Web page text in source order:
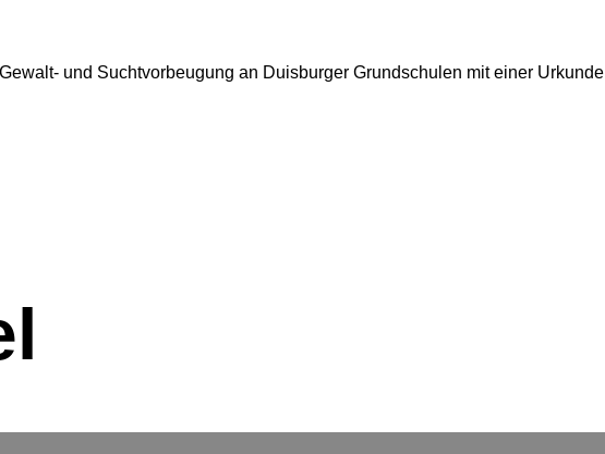
und Suchtvorbeugung an Duisburger Grundschulen mit einer Urkunde